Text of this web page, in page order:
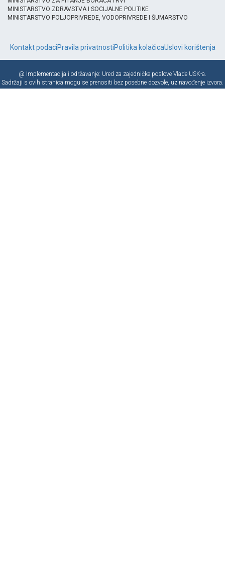
MINISTARSTVO ZDRAVSTVA I SOCIJALNE POLITIKE
MINISTARSTVO POLJOPRIVREDE, VODOPRIVREDE I ŠUMARSTVO
Kontakt podaciPravila privatnostiPolitika kolačicaUslovi korištenja
@ Implementacija i održavanje: Ured za zajedničke poslove Vlade USK-a.
Sadržaji s ovih stranica mogu se prenositi bez posebne dozvole, uz navođenje izvora.